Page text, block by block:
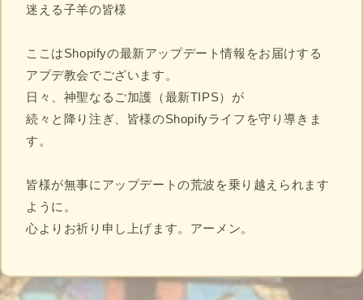
迷える子羊の皆様
ここはShopifyの最新アップデート情報をお届けする
アプデ教会でございます。
日々、神聖なるご加護（最新TIPS）が
続々と降り注ぎ、皆様のShopifyライフを守り導きま
す。
皆様が無事にアップデートの荒波を乗り越えられます
ように。
心よりお祈り申し上げます。アーメン。